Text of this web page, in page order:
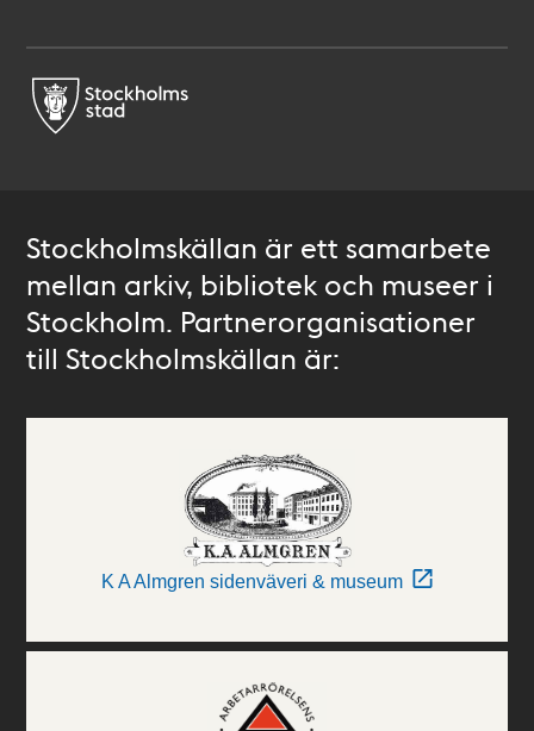
Stockholmskällan är ett samarbete
mellan arkiv, bibliotek och museer i
Stockholm. Partnerorganisationer
till Stockholmskällan är:
K A Almgren sidenväveri & museum